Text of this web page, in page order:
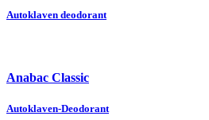
Autoklaven deodorant
Anabac Classic
Autoklaven-Deodorant